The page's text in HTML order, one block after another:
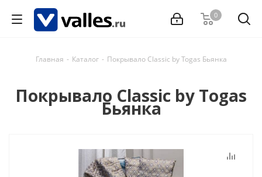
0
Главная - Каталог - Покрывало Classic by Togas Бьянка
Покрывало Classic by Togas
Бьянка